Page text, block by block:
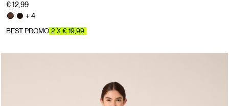
€ 12,99
+ 4
BEST PROMO 2 X € 19,99